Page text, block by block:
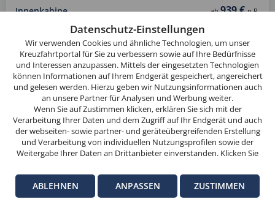
Innenkabine ab939 €p.P.
ab
Balkonkabine 1.099 €
Suite ab 2.439 €p.P.
TERMINE ANZEIGEN
Diese
verwendet
Cookies.
Wenn
Sie
weitersurfen,
stimmen
Sie
der
Cookie-
OK
Datenschutz-Einstellungen
Wir verwenden Cookies und ähnliche Technologien, um unser
Kreuzfahrtportal für Sie zu verbessern sowie auf Ihre Bedürfnisse
und Interessen anzupassen. Mittels der eingesetzten Technologien
können Informationen auf Ihrem Endgerät gespeichert, angereichert
und gelesen werden. Hierzu geben wir Nutzungsinformationen auch
an unsere Partner für Analysen und Werbung weiter.
Wenn Sie auf Zustimmen klicken, erklären Sie sich mit der
Verarbeitung Ihrer Daten und dem Zugriff auf Ihr Endgerät und auch
der webseiten- sowie partner- und geräteübergreifenden Erstellung
und Verarbeitung von individuellen Nutzungsprofilen sowie der
Weitergabe Ihrer Daten an Drittanbieter einverstanden. Klicken Sie
notwendigen Verarbeitungen zustimmen möchten. Klicken Sie auf
Anpassen, um einzelnen Anbietern die Zustimmung zu erteilen.
Weitere Informationen finden Sie in unserenDatenschutz-
ABLEHNEN ANPASSEN ZUSTIMMEN